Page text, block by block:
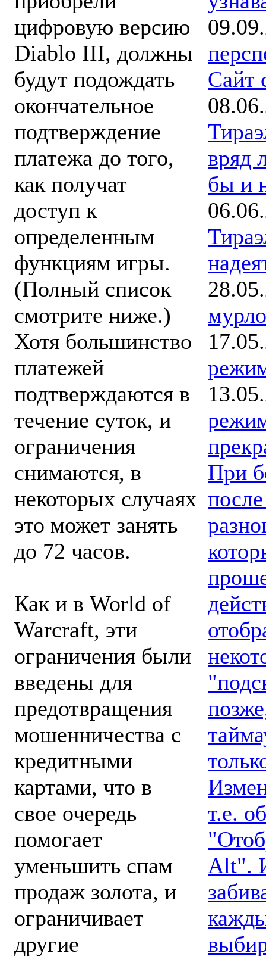
цифровую версию
Diablo III, должны
будут подождать
окончательное
подтверждение
платежа до того,
как получат
доступ к
определенным
функциям игры.
(Полный список
смотрите ниже.)
Хотя большинство
платежей
подтверждаются в
течение суток, и
ограничения
снимаются, в
некоторых случаях
это может занять
до 72 часов.
Как и в World of
Warcraft, эти
ограничения были
введены для
предотвращения
мошенничества с
кредитными
картами, что в
свое очередь
помогает
уменьшить спам
продаж золота, и
ограничивает
другие
Сайт
вряд
бы и
При
т.е.
Alt".